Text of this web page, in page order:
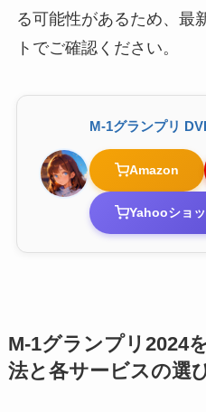
る可能性があるため、最
トでご確認ください。
M-1グランプリ
Amazon
Yahooショ
M-1グランプリ2024
法と各サービスの選